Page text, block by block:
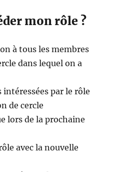
mon rôle ?
à tous les membres
dans lequel on a
par le rôle
de cercle
lors de la prochaine
avec la nouvelle